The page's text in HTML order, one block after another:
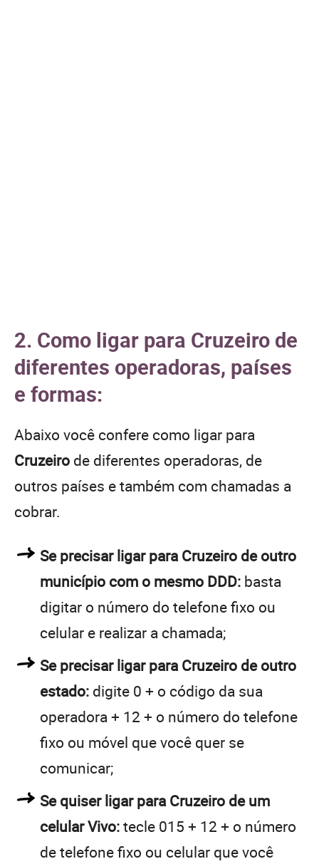
2. Como ligar para Cruzeiro de
diferentes operadoras, países
e formas:
Abaixo você confere como ligar para
Cruzeiro de diferentes operadoras, de
outros países e também com chamadas a
cobrar.
Se precisar ligar para Cruzeiro de outro
município com o mesmo DDD: basta
digitar o número do telefone fixo ou
celular e realizar a chamada;
Se precisar ligar para Cruzeiro de outro
estado: digite 0 + o código da sua
operadora + 12 + o número do telefone
fixo ou móvel que você quer se
comunicar;
Se quiser ligar para Cruzeiro de um
celular Vivo:tecle 015 + 12 + o número
de telefone fixo ou celular que você